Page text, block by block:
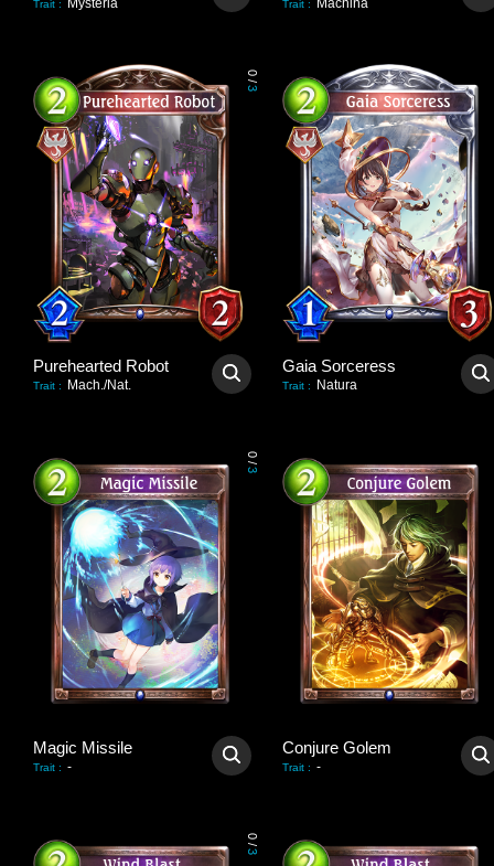
Trait : Mysteria Trait : Machina
0
/
3
Purehearted Robot
Trait : Mach./Nat.
Gaia Sorceress
Trait : Natura
0
/
3
Magic Missile
Trait : -
Conjure Golem
Trait : -
0
/
3